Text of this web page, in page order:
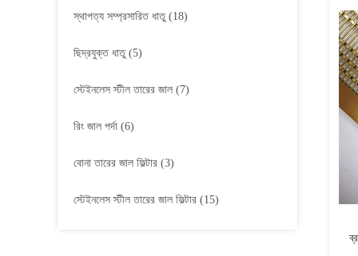
স্থাপত্য সম্প্রসারিত ধাতু (18)
ছিদ্রযুক্ত ধাতু (5)
স্টেইনলেস স্টীল তারের জাল (7)
রিং জাল পর্দা (6)
বোনা তারের জাল ফিল্টার (3)
স্টেইনলেস স্টীল তারের জাল ফিল্টার (15)